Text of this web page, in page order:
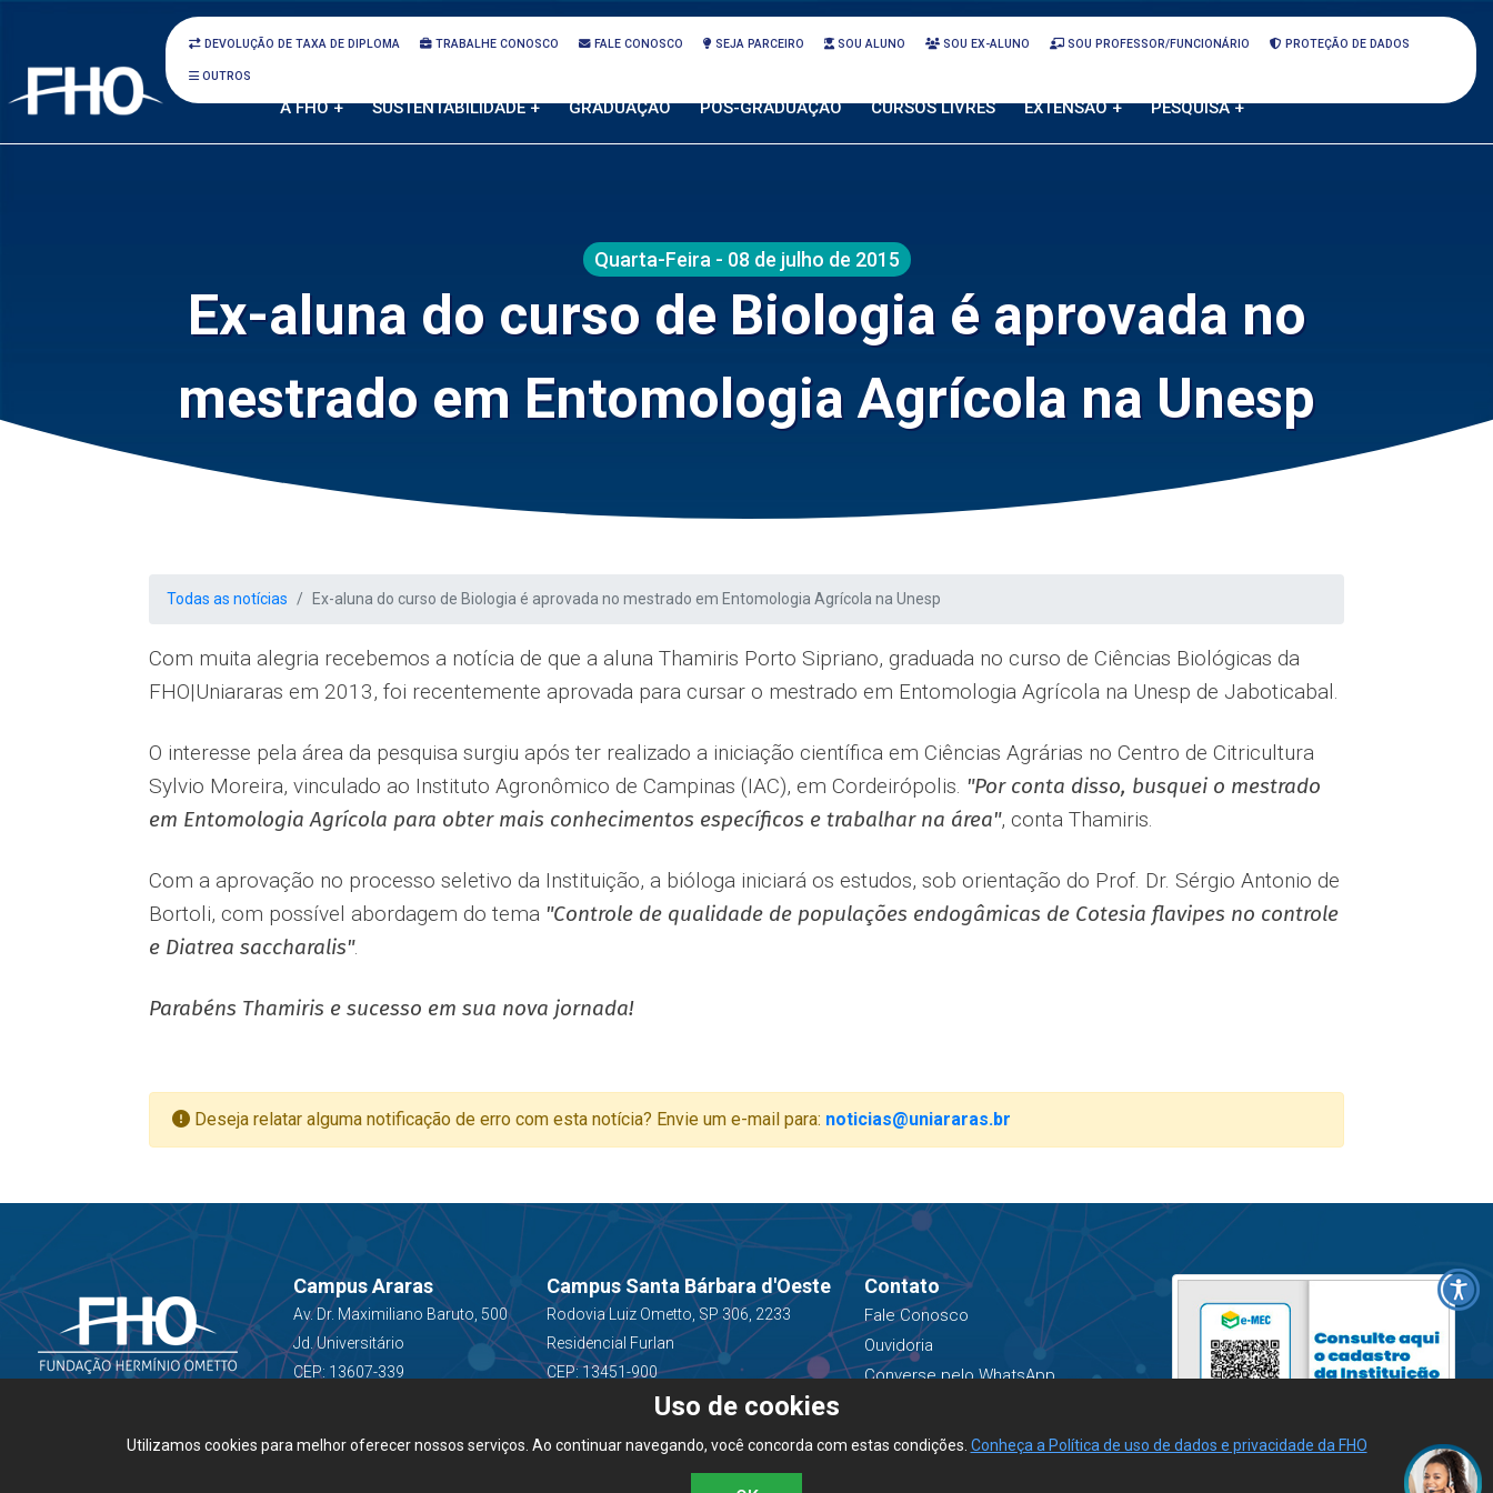
DEVOLUÇÃO DE TAXA DE DIPLOMA TRABALHE CONOSCO FALE CONOSCO SEJA PARCEIRO SOU ALUNO SOU EX-ALUNO SOU PROFESSOR/FUNCIONÁRIO PROTEÇÃO DE DADOS
OUTROS
A FHO + SUSTENTABILIDADE + GRADUAÇÃO PÓS-GRADUAÇÃO CURSOS LIVRES EXTENSÃO + PESQUISA +
Quarta-Feira - 08 de julho de 2015
Ex-aluna do curso de Biologia é aprovada no
mestrado em Entomologia Agrícola na Unesp
Todas as notícias Ex-aluna do curso de Biologia é aprovada no mestrado em Entomologia Agrícola na Unesp
Com muita alegria recebemos a notícia de que a aluna Thamiris Porto Sipriano, graduada no curso de Ciências Biológicas da
FHO|Uniararas em 2013, foi recentemente aprovada para cursar o mestrado em Entomologia Agrícola na Unesp de Jaboticabal.
O interesse pela área da pesquisa surgiu após ter realizado a iniciação científica em Ciências Agrárias no Centro de Citricultura
Sylvio Moreira, vinculado ao Instituto Agronômico de Campinas (IAC), em Cordeirópolis. "Por conta disso, busquei o mestrado
em Entomologia Agrícola para obter mais conhecimentos específicos e trabalhar na área", conta Thamiris.
Com a aprovação no processo seletivo da Instituição, a bióloga iniciará os estudos, sob orientação do Prof. Dr. Sérgio Antonio de
Bortoli, com possível abordagem do tema "Controle de qualidade de populações endogâmicas de Cotesia flavipes no controle
e Diatrea saccharalis".
Parabéns Thamiris e sucesso em sua nova jornada!
Deseja relatar alguma notificação de erro com esta notícia? Envie um e-mail para: noticias@uniararas.br
Campus Araras
Av. Dr. Maximiliano Baruto, 500
Jd. Universitário
CEP: 13607-339
Campus Santa Bárbara d'Oeste
Rodovia Luiz Ometto, SP 306, 2233
Residencial Furlan
CEP: 13451-900
Contato
Fale Conosco
Ouvidoria
Converse pelo WhatsApp
Uso de cookies
Utilizamos cookies para melhor oferecer nossos serviços. Ao continuar navegando, você concorda com estas condições. Conheça a Política de uso de dados e privacidade da FHO